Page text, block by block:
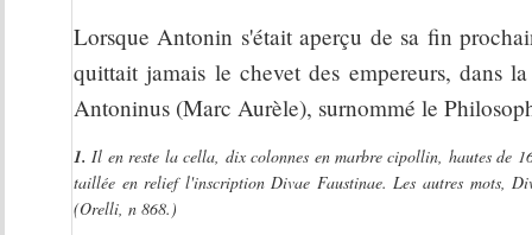
Lorsque Antonin s'était aperçu de sa fin
quittait jamais le chevet des empereurs, dans
Antoninus (Marc Aurèle), surnommé le
1. Il en reste la cella, dix colonnes en marbre cipollin, hautes de
taillée en relief l'inscription Divae Faustinae. Les autres mots,
(Orelli, n 868.)